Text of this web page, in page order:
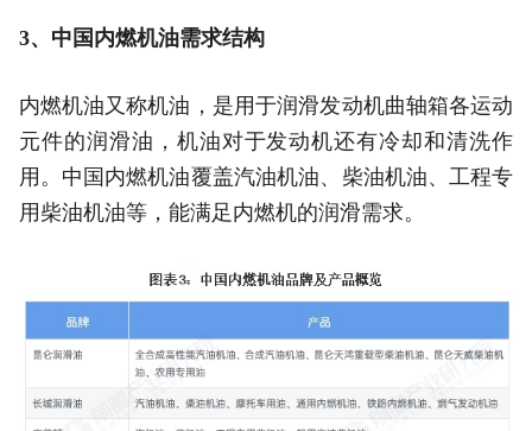
3、中国内燃机油需求结构
内燃机油又称机油，是用于润滑发动机曲轴箱各运动
元件的润滑油，机油对于发动机还有冷却和清洗作
用。中国内燃机油覆盖汽油机油、柴油机油、工程专
用柴油机油等，能满足内燃机的润滑需求。